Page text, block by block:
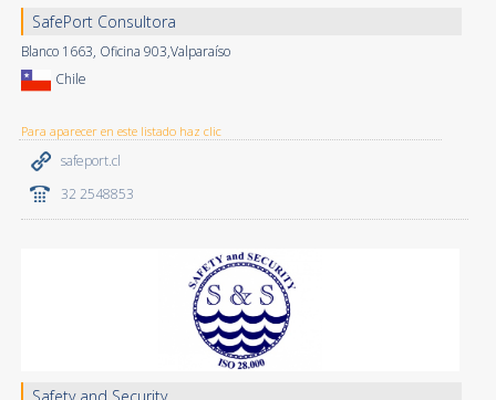
SafePort Consultora
Blanco 1663, Oficina 903,Valparaíso
Chile
Para aparecer en este listado haz clic
safeport.cl
32 2548853
Safety and Security